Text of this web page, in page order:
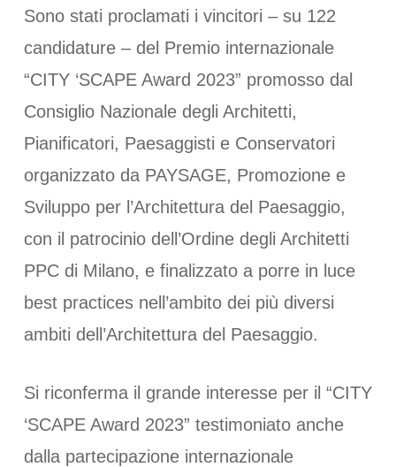
Sono stati proclamati i vincitori – su 122
candidature – del Premio internazionale
“CITY ‘SCAPE Award 2023” promosso dal
Consiglio Nazionale degli Architetti,
Pianificatori, Paesaggisti e Conservatori
organizzato da PAYSAGE, Promozione e
Sviluppo per l’Architettura del Paesaggio,
con il patrocinio dell’Ordine degli Architetti
PPC di Milano, e finalizzato a porre in luce
best practices nell’ambito dei più diversi
ambiti dell’Architettura del Paesaggio.
Si riconferma il grande interesse per il “CITY
‘SCAPE Award 2023” testimoniato anche
dalla partecipazione internazionale